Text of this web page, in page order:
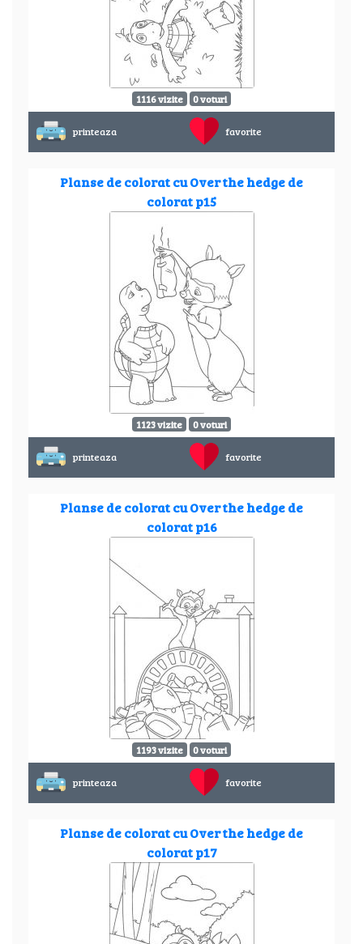
1116 vizite 0 voturi
printeaza favorite
Planse de colorat cu Over the hedge de
colorat p15
1123 vizite 0 voturi
printeaza favorite
Planse de colorat cu Over the hedge de
colorat p16
1193 vizite 0 voturi
printeaza favorite
Planse de colorat cu Over the hedge de
colorat p17